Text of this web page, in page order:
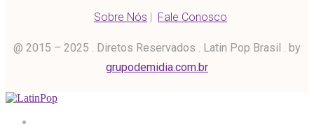
Sobre Nós Fale Conosco
@ 2015 – 2025 . Diretos Reservados . Latin Pop Brasil . by
grupodemidia.com.br